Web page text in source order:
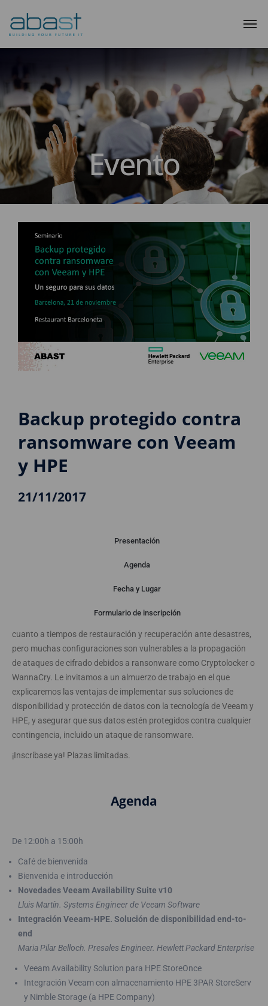
Evento
Backup protegido contra
ransomware con Veeam
y HPE
21/11/2017
Presentación
Agenda
Fecha y Lugar
Formulario de inscripción
La replicación o el backup a disco tienen ventajas evidentes en
cuanto a tiempos de restauración y recuperación ante desastres,
pero muchas configuraciones son vulnerables a la propagación
de ataques de cifrado debidos a ransonware como Cryptolocker o
WannaCry. Le invitamos a un almuerzo de trabajo en el que
explicaremos las ventajas de implementar sus soluciones de
disponibilidad y protección de datos con la tecnología de Veeam y
HPE, y asegurar que sus datos estén protegidos contra cualquier
contingencia, incluido un ataque de ransomware.
¡Inscríbase ya! Plazas limitadas.
Agenda
De 12:00h a 15:00h
Café de bienvenida
Bienvenida e introducción
Novedades Veeam Availability Suite v10
Lluis Martín. Systems Engineer de Veeam Software
Integración Veeam-HPE. Solución de disponibilidad end-to-
end
Maria Pilar Belloch. Presales Engineer. Hewlett Packard Enterprise
Veeam Availability Solution para HPE StoreOnce
Integración Veeam con almacenamiento HPE 3PAR StoreServ
y Nimble Storage (a HPE Company)